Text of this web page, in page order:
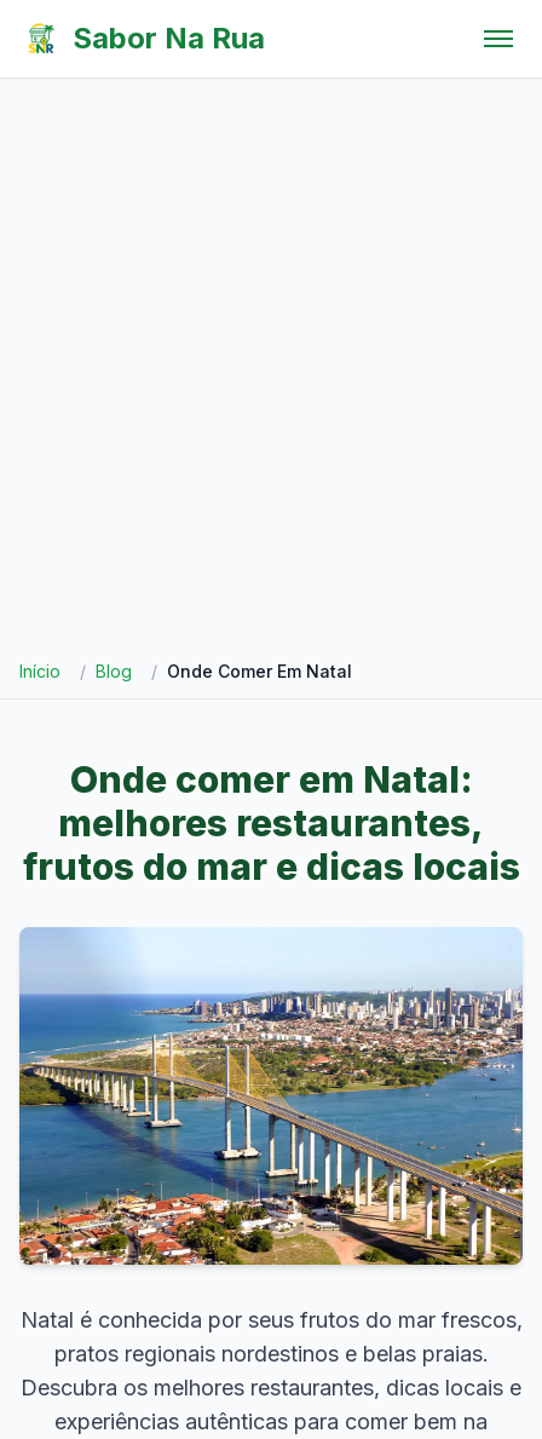
Sabor Na Rua
Início / Blog / Onde Comer Em Natal
Onde comer em Natal:
melhores restaurantes,
frutos do mar e dicas locais
Natal é conhecida por seus frutos do mar frescos,
pratos regionais nordestinos e belas praias.
Descubra os melhores restaurantes, dicas locais e
experiências autênticas para comer bem na